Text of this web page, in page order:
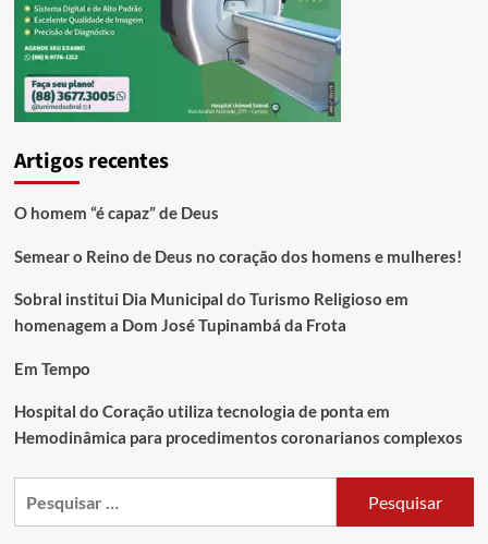
Artigos recentes
O homem “é capaz” de Deus
Semear o Reino de Deus no coração dos homens e mulheres!
Sobral institui Dia Municipal do Turismo Religioso em
homenagem a Dom José Tupinambá da Frota
Em Tempo
Hospital do Coração utiliza tecnologia de ponta em
Hemodinâmica para procedimentos coronarianos complexos